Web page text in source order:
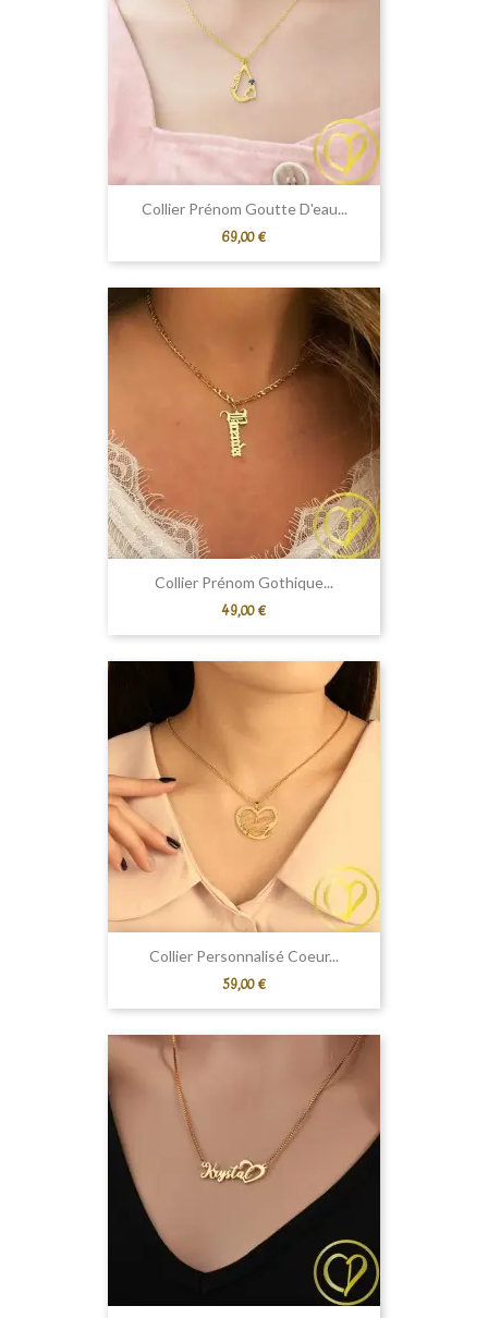
Collier Prénom Goutte D'eau...
Prix
69,00 €
Collier Prénom Gothique...
Prix
49,00 €
Collier Personnalisé Coeur...
Prix
59,00 €